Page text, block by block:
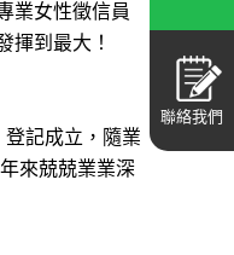
聯絡我們
業女性徵信員
揮到最大 ！
登記成立，隨業
來兢兢業業深